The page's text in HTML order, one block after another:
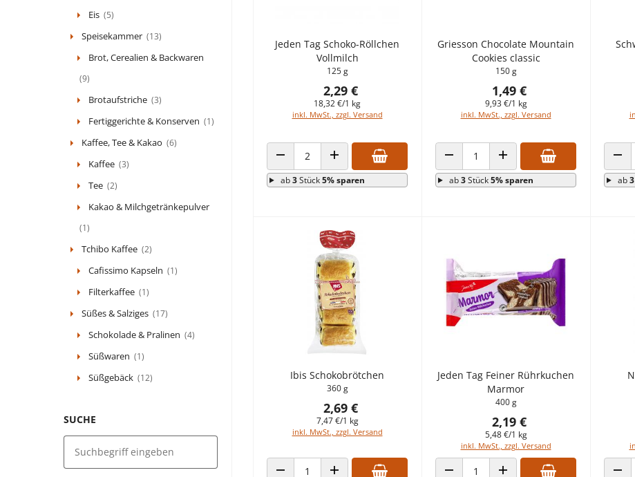
Eis (5)
Speisekammer (13)
Brot, Cerealien & Backwaren
(9)
Brotaufstriche (3)
Fertiggerichte & Konserven (1)
Kaffee, Tee & Kakao (6)
Kaffee (3)
Tee (2)
Kakao & Milchgetränkepulver
(1)
Tchibo Kaffee (2)
Cafissimo Kapseln (1)
Filterkaffee (1)
Süßes & Salziges (17)
Schokolade & Pralinen (4)
Süßwaren (1)
Süßgebäck (12)
SUCHE
Jeden Tag Schoko-Röllchen
Vollmilch
125 g
2,29 €
18,32 €/1 kg
inkl. MwSt., zzgl. Versand
ANZAHL VERRINGERNANZAHL ERHÖHEN
ab3Stück5% sparen
Griesson Chocolate Mountain
Cookies classic
150 g
1,49 €
9,93 €/1 kg
inkl. MwSt., zzgl. Versand
ANZAHL VERRINGERNANZAHL ERHÖHEN
ab3Stück5% sparen ab3
Ibis Schokobrötchen
360 g
2,69 €
7,47 €/1 kg
inkl. MwSt., zzgl. Versand
Jeden Tag Feiner Rührkuchen
Marmor
400 g
2,19 €
5,48 €/1 kg
inkl. MwSt., zzgl. Versand